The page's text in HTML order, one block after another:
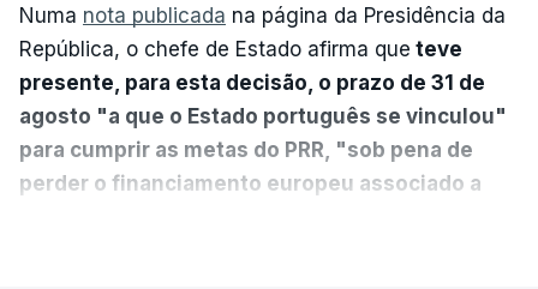
Numa nota publicada na página da Presidência da
República, o chefe de Estado afirma que teve
presente, para esta decisão, o prazo de 31 de
agosto "a que o Estado português se vinculou"
para cumprir as metas do PRR, "sob pena de
perder o financiamento europeu associado a